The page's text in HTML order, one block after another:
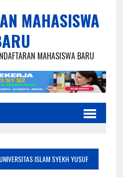
MAHASISWA
MAHASISWA BARU
ISLAM SYEKH YUSUF